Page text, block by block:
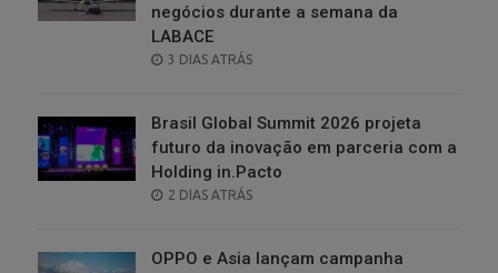
negócios durante a semana da
LABACE
POSTED
3 DIAS ATRÁS
Brasil Global Summit 2026 projeta
futuro da inovação em parceria com a
Holding in.Pacto
POSTED
2 DIAS ATRÁS
OPPO e Asia lançam campanha